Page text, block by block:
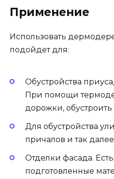
Применение
Использовать
подойдет для:
Обустройства
При помощи
дорожки, обустроить
Для обустройства
причалов и так
Отделки фасада.
подготовленные